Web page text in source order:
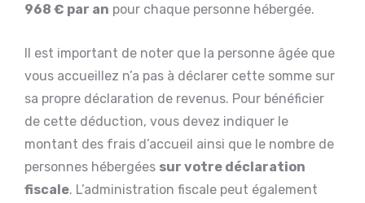
968 € par an pour chaque personne hébergée.
Il est important de noter que la personne âgée que
vous accueillez n’a pas à déclarer cette somme sur
sa propre déclaration de revenus. Pour bénéficier
de cette déduction, vous devez indiquer le
montant des frais d’accueil ainsi que le nombre de
personnes hébergées sur votre déclaration
fiscale. L’administration fiscale peut également